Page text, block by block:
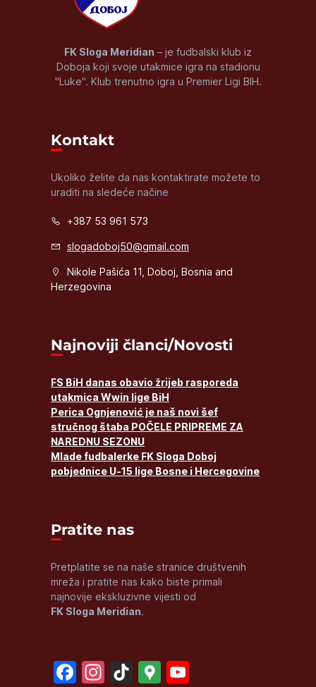
FK Sloga Meridian – je fudbalski klub iz
Doboja koji svoje utakmice igra na stadionu
"Luke". Klub trenutno igra u Premier Ligi BIH.
Kontakt
Ukoliko želite da nas kontaktirate možete to
uraditi na sledeće načine
+387 53 961 573
slogadoboj50@gmail.com
Nikole Pašića 11, Doboj, Bosnia and
Herzegovina
Najnoviji članci/Novosti
FS BiH danas obavio žrijeb rasporeda
utakmica Wwin lige BiH
Perica Ognjenović je naš novi šef
stručnog štaba POČELE PRIPREME ZA
NAREDNU SEZONU
Mlade fudbalerke FK Sloga Doboj
pobjednice U-15 lige Bosne i Hercegovine
Pratite nas
Pretplatite se na naše stranice društvenih
mreža i pratite nas kako biste primali
najnovije ekskluzivne vijesti od
FK Sloga Meridian.
Facebook
Instagram
TikTokGoogle